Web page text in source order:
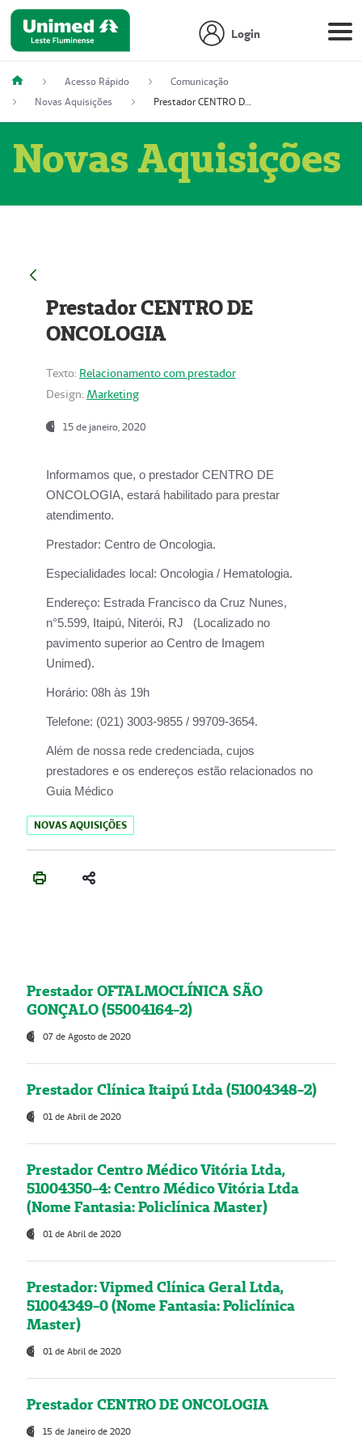
Login
Acesso Rápido
Comunicação
Novas Aquisições
Prestador CENTRO DE ONCOLOGIA
Novas Aquisições
Prestador CENTRO DE
ONCOLOGIA
Texto: Relacionamento com prestador
Design: Marketing
15 de janeiro, 2020
Informamos que, o prestador CENTRO DE
ONCOLOGIA, estará habilitado para prestar
atendimento.
Prestador: Centro de Oncologia.
Especialidades local: Oncologia / Hematologia.
Endereço: Estrada Francisco da Cruz Nunes,
n°5.599, Itaipú, Niterói, RJ (Localizado no
pavimento superior ao Centro de Imagem
Unimed).
Horário: 08h às 19h
Telefone: (021) 3003-9855 / 99709-3654.
Além de nossa rede credenciada, cujos
prestadores e os endereços estão relacionados no
Guia Médico
NOVAS AQUISIÇÕES
Prestador OFTALMOCLÍNICA SÃO
GONÇALO (55004164-2)
07 de Agosto de 2020
Prestador Clínica Itaipú Ltda (51004348-2)
01 de Abril de 2020
Prestador Centro Médico Vitória Ltda,
51004350-4: Centro Médico Vitória Ltda
(Nome Fantasia: Policlínica Master)
01 de Abril de 2020
Prestador: Vipmed Clínica Geral Ltda,
51004349-0 (Nome Fantasia: Policlínica
Master)
01 de Abril de 2020
Prestador CENTRO DE ONCOLOGIA
15 de Janeiro de 2020